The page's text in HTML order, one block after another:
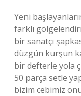
Yeni
farklı
bir sanatçı
düzgün kurşun
bir defterle yola
50 parça setle
bizim cebimiz